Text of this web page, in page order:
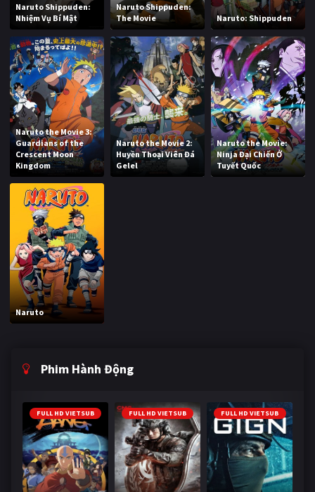
Naruto Shippuden:
Nhiệm Vụ Bí Mật
Naruto Shippuden:
The Movie
Naruto: Shippuden
Naruto the Movie 3:
Guardians of the
Crescent Moon
Kingdom
Naruto the Movie 2:
Huyền Thoại Viên Đá
Gelel
Naruto the Movie:
Ninja Đại Chiến Ở
Tuyết Quốc
Naruto
Phim Hành Động
FULL HD VIETSUB FULL HD VIETSUB FULL HD VIETSUB